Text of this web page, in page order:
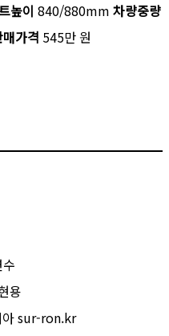
높이 840/880mm 차량중량
매가격 545만 원
용
아 sur-ron.kr